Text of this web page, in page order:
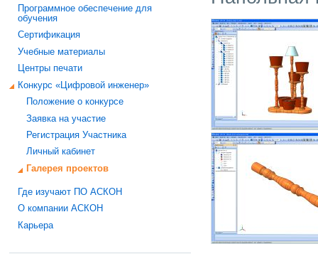
Программное обеспечение для
обучения
Сертификация
Учебные материалы
Центры печати
Конкурс «Цифровой инженер»
Положение о конкурсе
Заявка на участие
Регистрация Участника
Личный кабинет
Галерея проектов
Где изучают ПО АСКОН
О компании АСКОН
Карьера